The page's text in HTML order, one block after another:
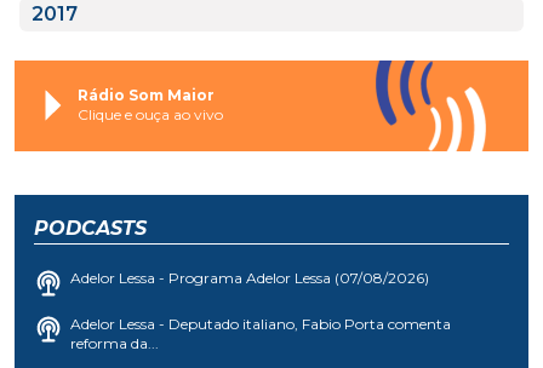
2017
Rádio Som Maior
Clique e ouça ao vivo
PODCASTS
Adelor Lessa - Programa Adelor Lessa (07/08/2026)
Adelor Lessa - Deputado italiano, Fabio Porta comenta
reforma da...